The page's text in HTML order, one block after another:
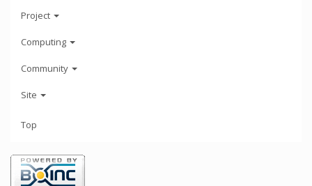
Project
Computing
Community
Site
Top